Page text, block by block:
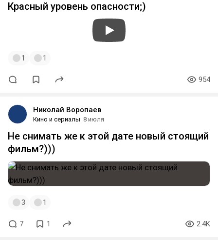
Красный уровень опасности;)
1 1
954
Николай Воропаев
Кино и сериалы 8 июля
Не снимать же к этой дате новый стоящий
фильм?)))
3 1
7 1 2.4K